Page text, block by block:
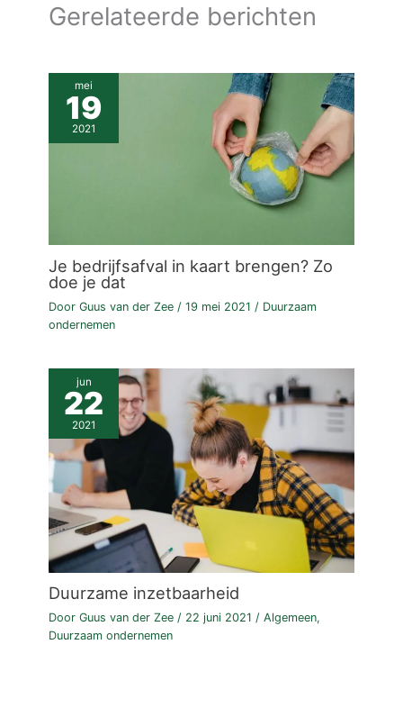
Gerelateerde berichten
mei
19
2021
Je bedrijfsafval in kaart brengen? Zo
doe je dat
DoorGuus van der Zee /19 mei 2021 / Duurzaam
ondernemen
jun
22
2021
Duurzame inzetbaarheid
DoorGuus van der Zee/ 22 juni 2021/Algemeen,
Duurzaam ondernemen